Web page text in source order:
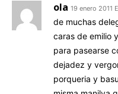
ola 19 enero 2011
de muchas
caras de emilio
para pasearse
dejadez y
porqueria y